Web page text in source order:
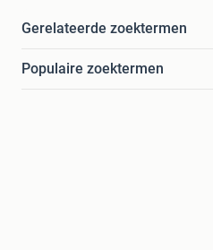
Gerelateerde zoektermen
Populaire zoektermen